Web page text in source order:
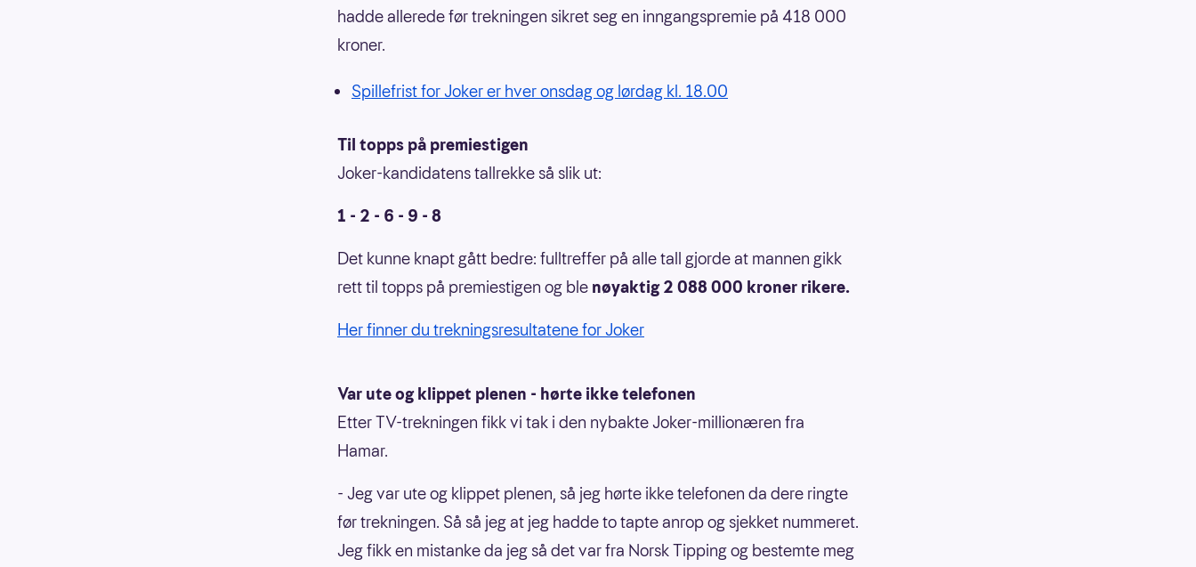
hadde allerede før trekningen sikret seg en inngangspremie på 418 000
kroner.
Spillefrist for Joker er hver onsdag og lørdag kl. 18.00
Til topps på premiestigen
Joker-kandidatens tallrekke så slik ut:
1 - 2 - 6 - 9 - 8
Det kunne knapt gått bedre: fulltreffer på alle tall gjorde at mannen gikk
rett til topps på premiestigen og ble nøyaktig 2 088 000 kroner rikere.
Her finner du trekningsresultatene for Joker
Var ute og klippet plenen - hørte ikke telefonen
Etter TV-trekningen fikk vi tak i den nybakte Joker-millionæren fra
Hamar.
- Jeg var ute og klippet plenen, så jeg hørte ikke telefonen da dere ringte
før trekningen. Så så jeg at jeg hadde to tapte anrop og sjekket nummeret.
Jeg fikk en mistanke da jeg så det var fra Norsk Tipping og bestemte meg